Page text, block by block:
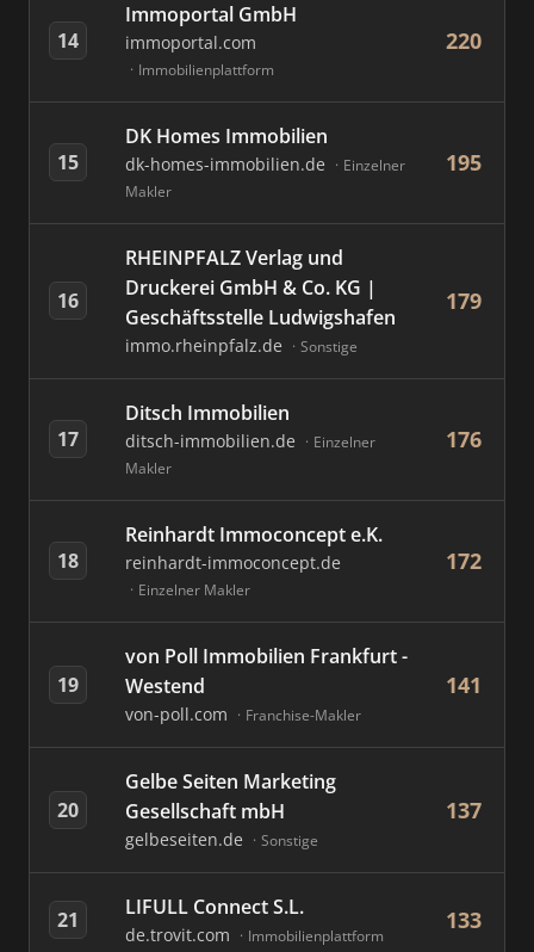
14
Immoportal GmbH
immoportal.com
Immobilienplattform
220
15
DK Homes Immobilien
dk-homes-immobilien.de
Einzelner
Makler
195
16
RHEINPFALZ Verlag und
Druckerei GmbH & Co. KG |
Geschäftsstelle Ludwigshafen
immo.rheinpfalz.de Sonstige
179
17
Ditsch Immobilien
ditsch-immobilien.de
Einzelner
Makler
176
18
Reinhardt Immoconcept e.K.
reinhardt-immoconcept.de
Einzelner Makler
172
19
von Poll Immobilien Frankfurt -
Westend
von-poll.com Franchise-Makler
141
20
Gelbe Seiten Marketing
Gesellschaft mbH
gelbeseiten.de Sonstige
137
21 LIFULL Connect S.L.
de.trovit.com Immobilienplattform
133